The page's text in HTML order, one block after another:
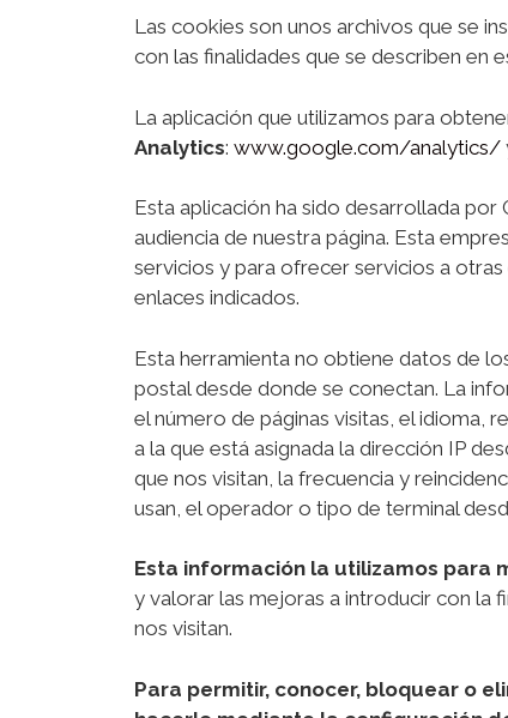
Las cookies son unos archivos que se
con las finalidades que se describen en
La aplicación que utilizamos para
Analytics: www.google.com/analytics/
Esta aplicación ha sido desarrollada
audiencia de nuestra página. Esta
servicios y para ofrecer servicios a
enlaces indicados.
Esta herramienta no obtiene datos de
postal desde donde se conectan. La
el número de páginas visitas, el idioma,
a la que está asignada la dirección IP
que nos visitan, la frecuencia y
usan, el operador o tipo de terminal
Esta información la utilizamos para
y valorar las mejoras a introducir con la
nos visitan.
Para permitir, conocer, bloquear o